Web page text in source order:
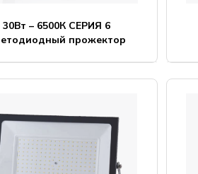
30Вт – 6500К СЕРИЯ 6
прожектор